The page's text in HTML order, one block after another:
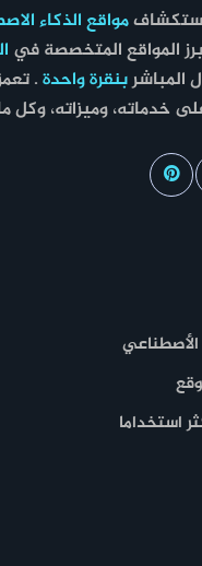
مواقع الذكاء
المواقع المتخصصة في
المباشربنقرة واحدة.
خدماته، وميزاته، وكل
الأصطناعي
استخداما